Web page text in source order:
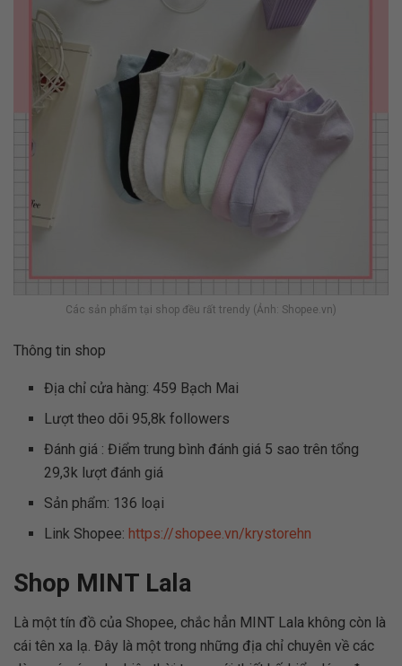
Các sản phẩm tại shop đều rất trendy (Ảnh: Shopee.vn)
Thông tin shop
Địa chỉ cửa hàng: 459 Bạch Mai
Lượt theo dõi 95,8k followers
Đánh giá : Điểm trung bình đánh giá 5 sao trên tổng
29,3k lượt đánh giá
Sản phẩm: 136 loại
Link Shopee:https://shopee.vn/krystorehn
Shop MINT Lala
Là một tín đồ của Shopee, chắc hẳn MINT Lala không còn là
cái tên xa lạ. Đây là một trong những địa chỉ chuyên về các